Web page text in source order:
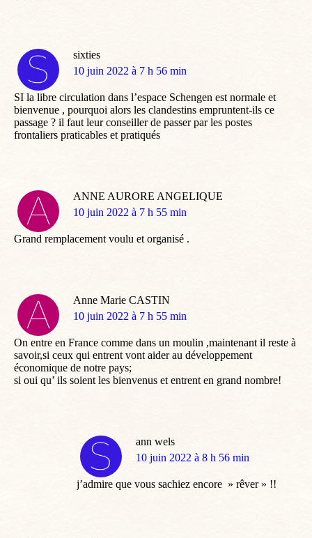
sixties
dit
10 juin 2022 à 7 h 56 min
SI la libre circulation dans l’espace Schengen est normale et
bienvenue , pourquoi alors les clandestins empruntent-ils ce
passage ? il faut leur conseiller de passer par les postes
frontaliers praticables et pratiqués
ANNE AURORE ANGELIQUE
dit
10 juin 2022 à 7 h 55 min
Grand remplacement voulu et organisé .
Anne Marie CASTIN
dit
10 juin 2022 à 7 h 55 min
On entre en France comme dans un moulin ,maintenant il reste à
savoir,si ceux qui entrent vont aider au développement
économique de notre pays;
si oui qu’ ils soient les bienvenus et entrent en grand nombre!
ann wels
dit
10 juin 2022 à 8 h 56 min
j’admire que vous sachiez encore » rêver » !!